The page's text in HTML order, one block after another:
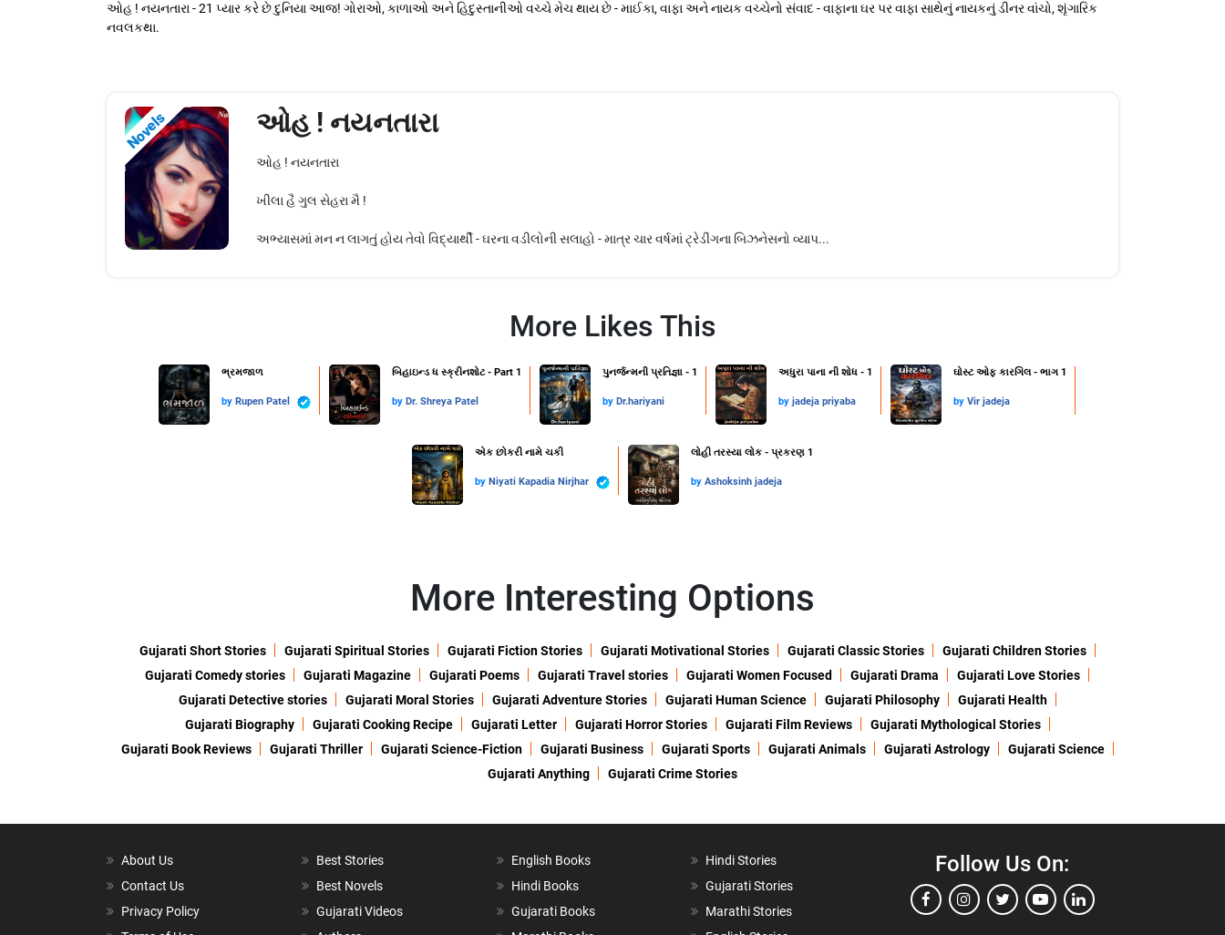
ઓહ ! નયનતારા - 21 પ્યાર કરે છે દુનિયા આજ! ગોરાઓ, કાળાઓ અને હિદુસ્તાનીઓ વચ્ચે મેચ થાય છે - માઈકા, વાફા અને નાયક વચ્ચેનો સંવાદ - વાફાના ઘર પર વાફા સાથેનું નાયકનું ડીનર વાંચો, શૃંગારિક
નવલકથા.
Novels ઓહ ! નયનતારા
ઓહ ! નયનતારા
ખીલા હૈ ગુલ સેહરા મૈ !
અભ્યાસમાં મન ન લાગતું હોય તેવો વિદ્યાર્થી - ઘરના વડીલોની સલાહો - માત્ર ચાર વર્ષમાં ટ્રેડીંગના બિઝનેસનો વ્યાપ...
More Likes This
ભ્રમજાળ
by Rupen Patel
બિહાઇન્ડ ધ સ્ક્રીનશોટ - Part 1
by Dr. Shreya Patel
પુનર્જન્મની પ્રતિજ્ઞા - 1
by Dr.hariyani
અધુરા પાના ની શોધ - 1
by jadeja priyaba
ઘોસ્ટ ઓફ કારગિલ - ભાગ 1
by Vir jadeja
એક છોકરી નામે ચકી
by Niyati Kapadia Nirjhar
લોહી તરસ્યા લોક - પ્રકરણ 1
by Ashoksinh jadeja
More Interesting Options
Gujarati Short Stories Gujarati Spiritual Stories Gujarati Fiction Stories Gujarati Motivational Stories Gujarati Classic Stories
Gujarati Children Stories
Gujarati Comedy stories
Gujarati Magazine Gujarati Poems Gujarati Travel stories Gujarati Women Focused Gujarati Drama
Gujarati Love Stories
Gujarati Detective stories
Gujarati Moral Stories Gujarati Adventure Stories Gujarati Human Science Gujarati Philosophy
Gujarati Health
Gujarati Biography
Gujarati Cooking Recipe Gujarati Letter Gujarati Horror Stories Gujarati Film Reviews
Gujarati Mythological Stories
Gujarati Book Reviews
Gujarati Thriller Gujarati Science-Fiction Gujarati Business Gujarati Sports Gujarati Animals Gujarati Astrology
Gujarati Science
Gujarati Anything
Gujarati Crime Stories
About Us
Contact Us
Privacy Policy
Best Stories
Best Novels
Gujarati Videos
English Books
Hindi Books
Gujarati Books
Hindi Stories
Gujarati Stories
Marathi Stories
Follow Us On: